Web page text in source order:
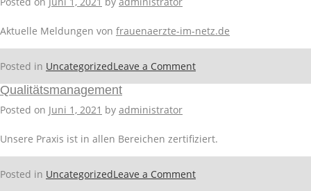
mehr
Aktuelle Meldungen von frauenaerzte-im-netz.de
Posted in UncategorizedLeave a Commenton
Qualitätsmanagement
Posted on Juni 1, 2021 by administrator
Unsere Praxis ist in allen Bereichen zertifiziert.
Posted in UncategorizedLeave a Commenton